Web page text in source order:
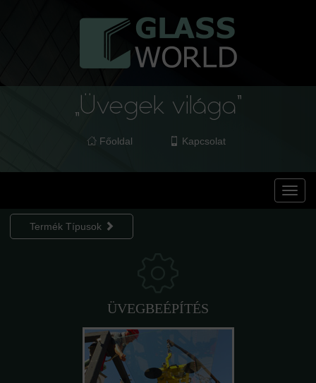
Főoldal Kapcsolat
Termék Típusok
ÜVEGBEÉPÍTÉS